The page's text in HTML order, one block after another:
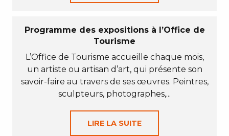
Programme des expositions à l’Office de
Tourisme
L’Office de Tourisme accueille chaque mois,
un artiste ou artisan d’art, qui présente son
savoir-faire au travers de ses œuvres. Peintres,
sculpteurs, photographes,...
LIRE LA SUITE